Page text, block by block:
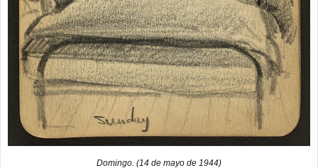
Domingo. (14 de mayo de 1944)